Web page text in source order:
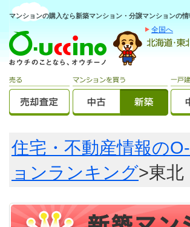
マンションの購入なら新築マンション・分譲マンションの
全国へ
住宅・不動産情報の
ョンランキング>東北